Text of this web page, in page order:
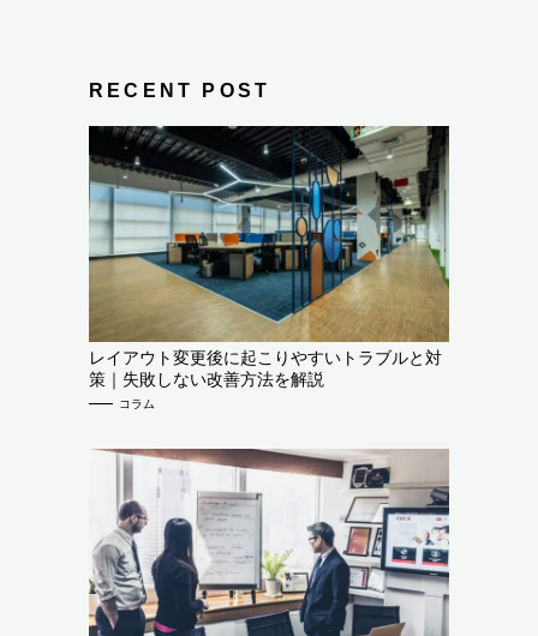
RECENT POST
レイアウト変更後に起こりやすいトラブルと対
策｜失敗しない改善方法を解説
コラム